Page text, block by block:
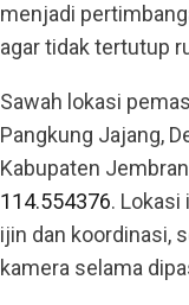
menjadi
agar tidak tertutup
Sawah lokasi
Pangkung Jajang,
Kabupaten
114.554376. Lokasi
ijin dan koordinasi,
kamera selama